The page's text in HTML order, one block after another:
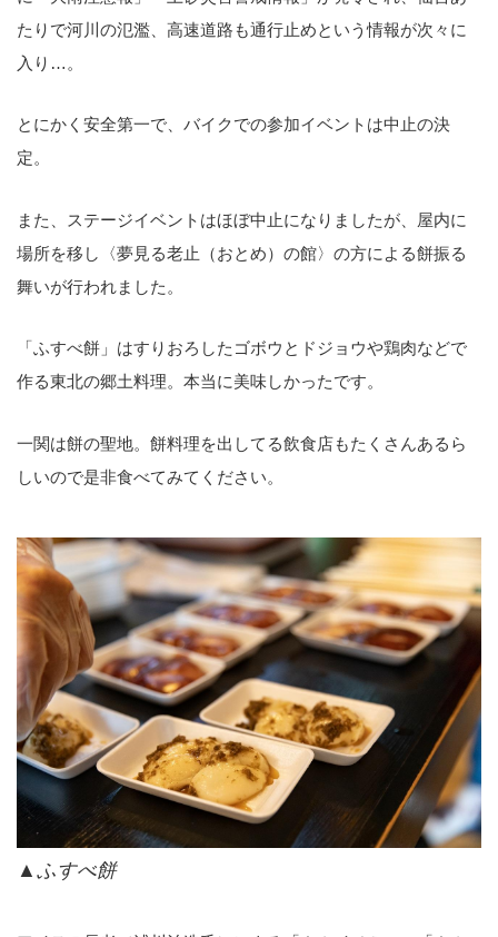
たりで河川の氾濫、高速道路も通行止めという情報が次々に
入り…。
とにかく安全第一で、バイクでの参加イベントは中止の決
定。
また、ステージイベントはほぼ中止になりましたが、屋内に
場所を移し〈夢見る老止（おとめ）の館〉の方による餅振る
舞いが行われました。
「ふすべ餅」はすりおろしたゴボウとドジョウや鶏肉などで
作る東北の郷土料理。本当に美味しかったです。
一関は餅の聖地。餅料理を出してる飲食店もたくさんあるら
しいので是非食べてみてください。
▲ふすべ餅